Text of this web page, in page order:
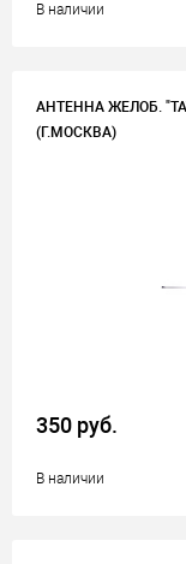
В наличии
АНТЕННА ЖЕЛОБ.
(Г.МОСКВА)
350 руб.
В наличии